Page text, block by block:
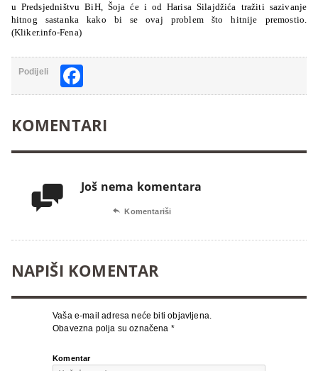
u Predsjedništvu BiH, Šoja će i od Harisa Silajdžića tražiti sazivanje
hitnog sastanka kako bi se ovaj problem što hitnije premostio.
(Kliker.info-Fena)
Podijeli
KOMENTARI
 Još nema komentara
 Komentariši
NAPIŠI KOMENTAR
Vaša e-mail adresa neće biti objavljena.
Obavezna polja su označena *
Komentar